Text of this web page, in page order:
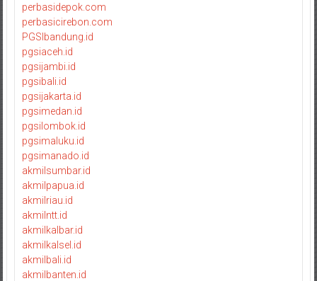
perbasidepok.com
perbasicirebon.com
PGSIbandung.id
pgsiaceh.id
pgsijambi.id
pgsibali.id
pgsijakarta.id
pgsimedan.id
pgsilombok.id
pgsimaluku.id
pgsimanado.id
akmilsumbar.id
akmilpapua.id
akmilriau.id
akmilntt.id
akmilkalbar.id
akmilkalsel.id
akmilbali.id
akmilbanten.id